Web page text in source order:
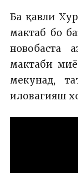
Ба қавли
мактаб бо
мактаби
мекунад,
иловагияш